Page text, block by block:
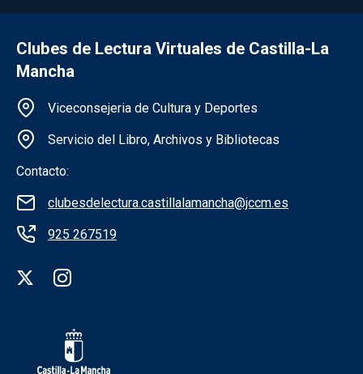
Clubes de Lectura Virtuales de Castilla-La
Mancha
Información de la institución
Viceconsejeria de Cultura y Deportes
Servicio del Libro, Archivos y Bibliotecas
Contacto:
clubesdelectura.castillalamancha@jccm.es
925 267519
Redes sociales institución